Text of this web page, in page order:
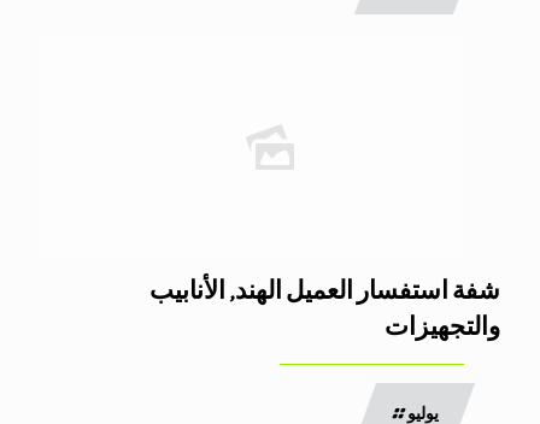
شفة استفسار العميل الهند, الأنابيب
والتجهيزات
يوليو